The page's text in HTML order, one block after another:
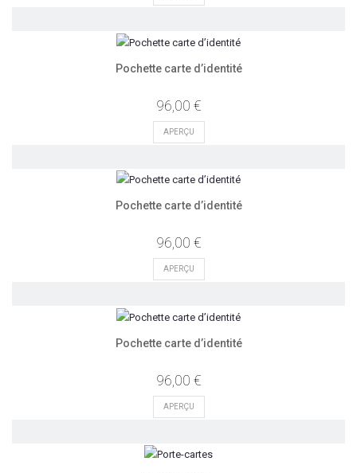
Pochette carte d’identité
96,00 €
APERÇU
Pochette carte d’identité
96,00 €
APERÇU
Pochette carte d’identité
96,00 €
APERÇU